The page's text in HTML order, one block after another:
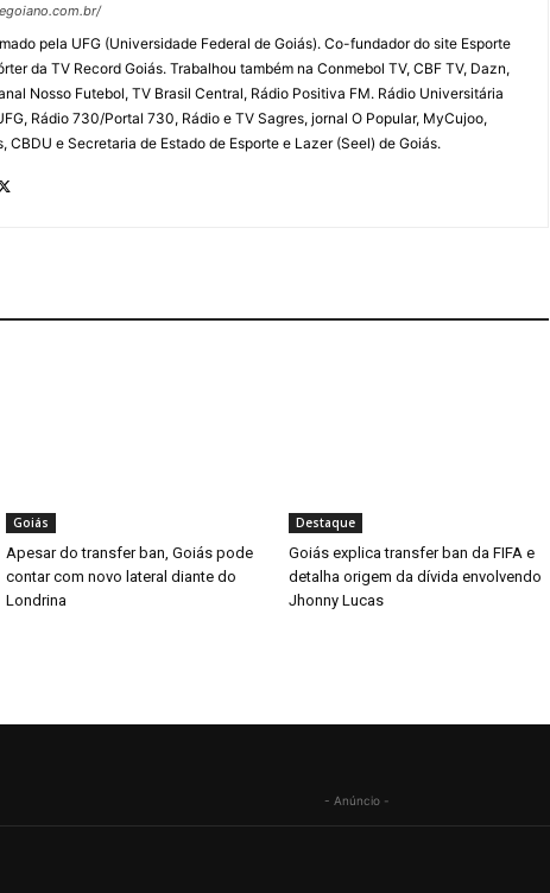
pela UFG (Universidade Federal de Goiás). Co-fundador do site Esporte
da TV Record Goiás. Trabalhou também na Conmebol TV, CBF TV, Dazn,
Nosso Futebol, TV Brasil Central, Rádio Positiva FM. Rádio Universitária
Rádio 730/Portal 730, Rádio e TV Sagres, jornal O Popular, MyCujoo,
CBDU e Secretaria de Estado de Esporte e Lazer (Seel) de Goiás.
Goiás
Apesar do transfer ban, Goiás pode
contar com novo lateral diante do
Londrina
Destaque
Goiás explica transfer ban da FIFA e
detalha origem da dívida envolvendo
Jhonny Lucas
- Anúncio -